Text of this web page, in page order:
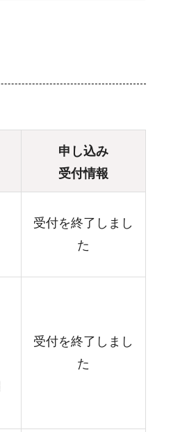
申し込み
受付情報
受付を終了しまし
た
受付を終了しまし
た